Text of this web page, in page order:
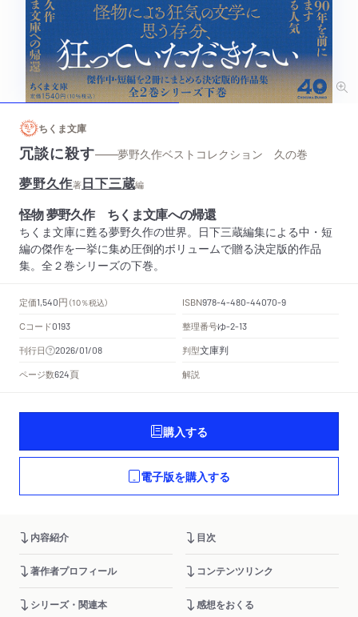
ちくま文庫
冗談に殺す——夢野久作ベストコレクション 久の巻
夢野久作著日下三蔵編
怪物 夢野久作 ちくま文庫への帰還
ちくま文庫に甦る夢野久作の世界。日下三蔵編集による中・短
編の傑作を一挙に集め圧倒的ボリュームで贈る決定版的作品
集。全２巻シリーズの下巻。
定価1,540円 （10％税込） ISBN978-4-480-44070-9
Cコード0193 整理番号ゆ-2-13
刊行日 2026/01/08 判型文庫判
ページ数624頁 解説
購入する
電子版を購入する
内容紹介 目次
著作者プロフィール コンテンツリンク
シリーズ・関連本 感想をおくる